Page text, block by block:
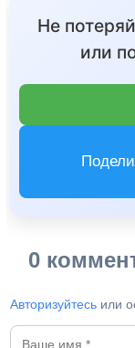
Не
или
0
Авторизуйтесь или